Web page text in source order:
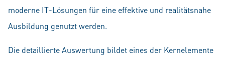
moderne IT-Lösungen für eine effektive und realitätsnahe
Ausbildung genutzt werden.
Die detaillierte Auswertung bildet eines der Kernelemente